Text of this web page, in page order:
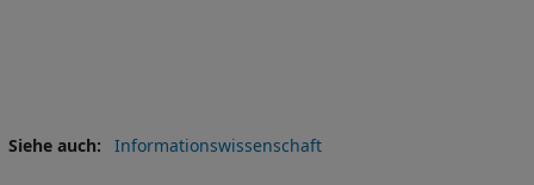
Siehe auch Informationswissenschaft